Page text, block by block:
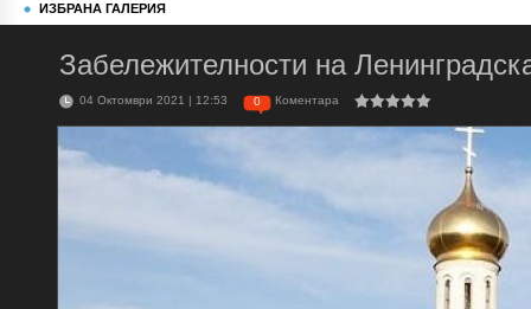
ИЗБРАНА ГАЛЕРИЯ
Забележителности на
04 Октомври 2021 | 12:53 0 Коментара